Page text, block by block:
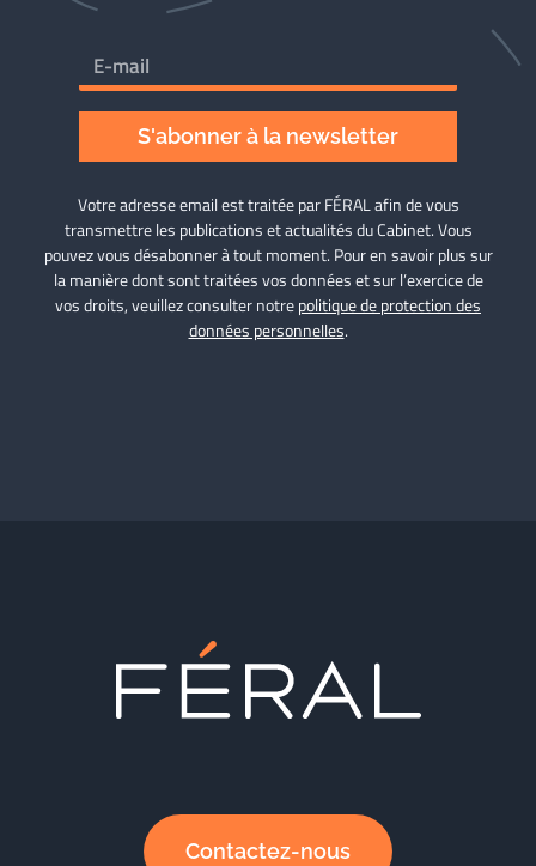
S'abonner à la newsletter
Votre adresse email est traitée par FÉRAL afin de vous
transmettre les publications et actualités du Cabinet. Vous
pouvez vous désabonner à tout moment. Pour en savoir plus sur
la manière dont sont traitées vos données et sur l’exercice de
vos droits, veuillez consulter notrepolitique de protection des
données personnelles.
Contactez-nous